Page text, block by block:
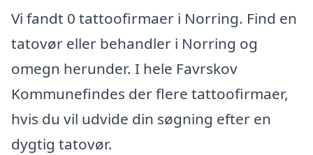
Vi fandt 0 tattoofirmaer i Norring. Find en
tatovør eller behandler i Norring og
omegn herunder. I hele Favrskov
Kommunefindes der flere tattoofirmaer,
hvis du vil udvide din søgning efter en
dygtig tatovør.